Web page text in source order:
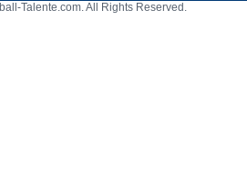
Talente.com. All Rights Reserved.